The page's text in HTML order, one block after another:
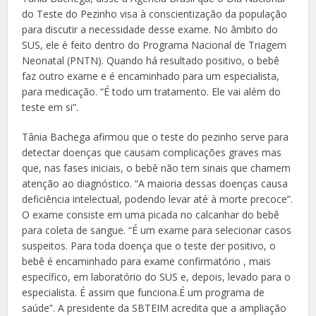
do Teste do Pezinho visa à conscientização da população
para discutir a necessidade desse exame. No âmbito do
SUS, ele é feito dentro do Programa Nacional de Triagem
Neonatal (PNTN). Quando há resultado positivo, o bebê
faz outro exame e é encaminhado para um especialista,
para medicação. “É todo um tratamento. Ele vai além do
teste em si”.
Tânia Bachega afirmou que o teste do pezinho serve para
detectar doenças que causam complicações graves mas
que, nas fases iniciais, o bebê não tem sinais que chamem
atenção ao diagnóstico. “A maioria dessas doenças causa
deficiência intelectual, podendo levar até à morte precoce”.
O exame consiste em uma picada no calcanhar do bebê
para coleta de sangue. “É um exame para selecionar casos
suspeitos. Para toda doença que o teste der positivo, o
bebê é encaminhado para exame confirmatório , mais
específico, em laboratório do SUS e, depois, levado para o
especialista. É assim que funciona.É um programa de
saúde”. A presidente da SBTEIM acredita que a ampliação